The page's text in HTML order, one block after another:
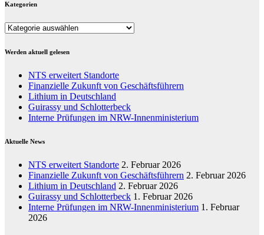
Kategorien
Kategorien
Werden aktuell gelesen
NTS erweitert Standorte
Finanzielle Zukunft von Geschäftsführern
Lithium in Deutschland
Guirassy und Schlotterbeck
Interne Prüfungen im NRW-Innenministerium
Aktuelle News
NTS erweitert Standorte 2. Februar 2026
Finanzielle Zukunft von Geschäftsführern 2. Februar 2026
Lithium in Deutschland 2. Februar 2026
Guirassy und Schlotterbeck 1. Februar 2026
Interne Prüfungen im NRW-Innenministerium 1. Februar
2026